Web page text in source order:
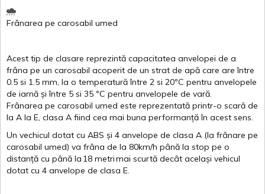
Frânarea pe carosabil umed
Acest tip de clasare reprezintă capacitatea anvelopei de a
frâna pe un carosabil acoperit de un strat de apă care areîntre
0.5 si 1.5 mm, la o temperatură între 2 si 20ºC pentru anvelopele
de iarnă și între 5 si 35 ºC pentru anvelopele de vară.
Frânarea pe carosabil umed este reprezentată printr-o scară de
la A la E, clasa A fiind cea mai buna performanță în acest sens.
Un vechicul dotat cu ABS și 4 anvelope de clasa A (la frânare pe
carosabil umed) va frâna de la 80km/h până la stop pe o
distanță cu până la 18 metrimai scurtă decât același vehicul
dotat cu 4 anvelope de clasa E.